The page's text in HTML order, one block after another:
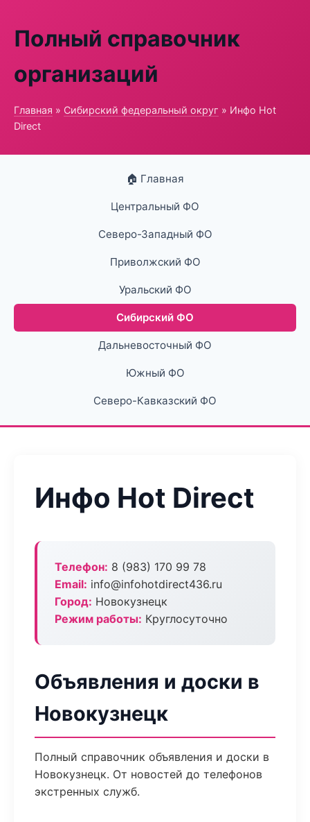
Полный справочник
организаций
Главная » Сибирский федеральный округ » Инфо Hot
Direct
🏠 Главная
Центральный ФО
Северо-Западный ФО
Приволжский ФО
Уральский ФО
Сибирский ФО
Дальневосточный ФО
Южный ФО
Северо-Кавказский ФО
Инфо Hot Direct
Телефон: 8 (983) 170 99 78
Email: info@infohotdirect436.ru
Город: Новокузнецк
Режим работы: Круглосуточно
Объявления и доски в
Новокузнецк
Полный справочник объявления и доски в
Новокузнецк. От новостей до телефонов
экстренных служб.